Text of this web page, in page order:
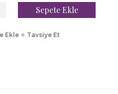
Sepete Ekle
Tavsiye Et